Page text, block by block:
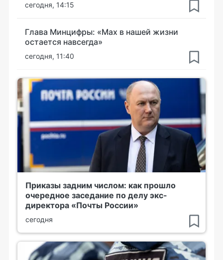
сегодня, 14:15
Глава Минцифры: «Мах в нашей жизни
остается навсегда»
сегодня, 11:40
Приказы задним числом: как прошло
очередное заседание по делу экс-
директора «Почты России»
сегодня